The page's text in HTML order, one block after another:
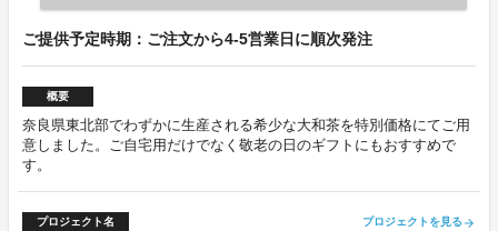
ご提供予定時期：ご注文から4-5営業日に順次発注
概要
奈良県東北部でわずかに生産される希少な大和茶を特別価格にてご用
意しました。ご自宅用だけでなく敬老の日のギフトにもおすすめで
す。
プロジェクト名 プロジェクトを見る arrow_forward